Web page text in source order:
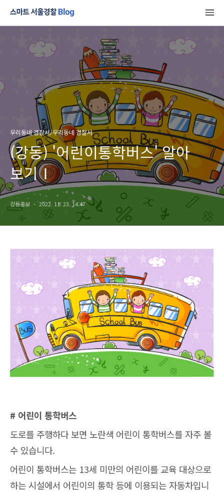
우리동네 경찰서/우리동네 경찰서
(강동) '어린이통학버스' 알아
보기Ⅰ
강동홍보 2022. 11. 23. 14:47
# 어린이 통학버스
도로를 주행하다 보면 노란색 어린이 통학버스를 자주 볼
수 있습니다.
어린이 통학버스는 13세 미만의 어린이를 교육 대상으로
하는 시설에서 어린이의 통학 등에 이용되는 자동차입니